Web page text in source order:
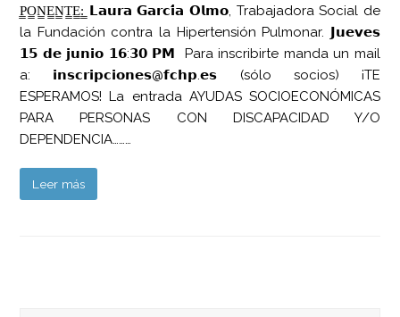
P̳O̳N̳E̳N̳T̳E̳:̳ 𝗟𝗮𝘂𝗿𝗮 𝗚𝗮𝗿𝗰𝗶́𝗮 𝗢𝗹𝗺𝗼, Trabajadora Social de
la Fundación contra la Hipertensión Pulmonar. 𝗝𝘂𝗲𝘃𝗲𝘀
𝟭𝟱 𝗱𝗲 𝗷𝘂𝗻𝗶𝗼 𝟭𝟲:𝟯𝟬 𝗣𝗠 Para inscribirte manda un mail
a: 𝗶𝗻𝘀𝗰𝗿𝗶𝗽𝗰𝗶𝗼𝗻𝗲𝘀@𝗳𝗰𝗵𝗽.𝗲𝘀 (sólo socios) ¡TE
ESPERAMOS! La entrada AYUDAS SOCIOECONÓMICAS
PARA PERSONAS CON DISCAPACIDAD Y/O
DEPENDENCIA………
Leer más